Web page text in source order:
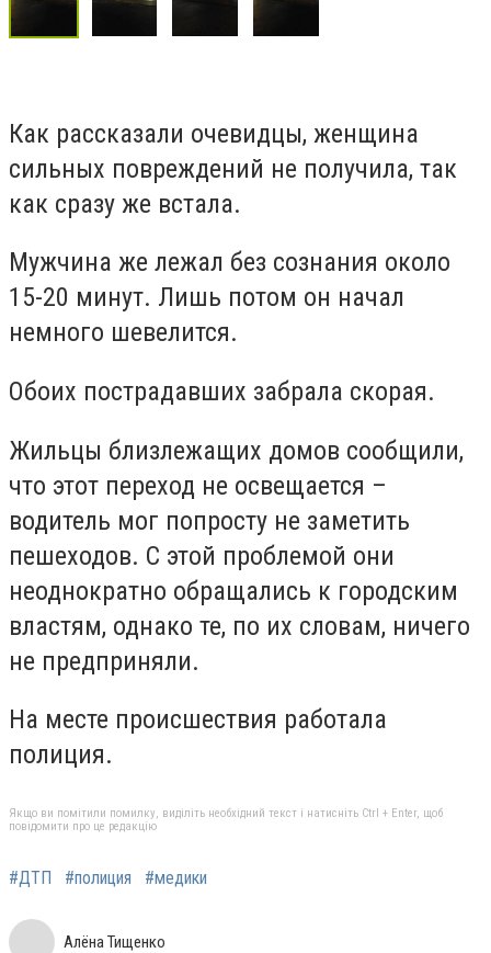
Как рассказали очевидцы, женщина
сильных повреждений не получила, так
как сразу же встала.
Мужчина же лежал без сознания около
15-20 минут. Лишь потом он начал
немного шевелится.
Обоих пострадавших забрала скорая.
Жильцы близлежащих домов сообщили,
что этот переход не освещается –
водитель мог попросту не заметить
пешеходов. С этой проблемой они
неоднократно обращались к городским
властям, однако те, по их словам, ничего
не предприняли.
На месте происшествия работала
полиция.
Якщо ви помітили помилку, виділіть необхідний текст і натисніть Ctrl + Enter, щоб
повідомити про це редакцію
#ДТП #полиция #медики
Алёна Тищенко